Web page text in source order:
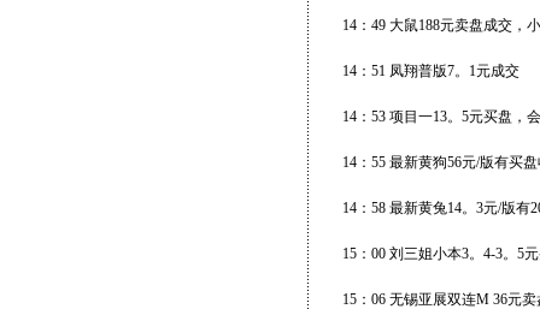
14：49 大鼠188元卖盘成交，
14：51 凤翔普版7。1元成交
14：53 项目一13。5元买盘，
14：55 最新黄狗56元/版有买
14：58 最新黄兔14。3元/版有
15：00 刘三姐小本3。4-3。5
15：06 无锡亚展双连M 36元卖